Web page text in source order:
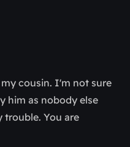
cousin. I'm not sure
him as nobody else
trouble. You are